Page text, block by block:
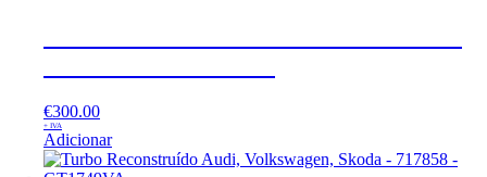
€300.00
+ IVA
Adicionar